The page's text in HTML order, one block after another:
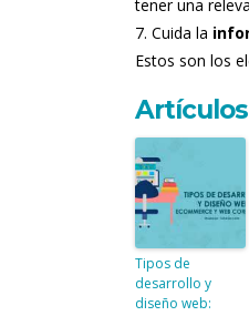
tener una
Cuida la
Estos son los
Tipos de
desarrollo y
diseño web: